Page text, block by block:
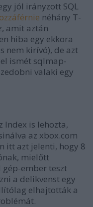
jól irányzott SQL
néhány T-
amit aztán
hiba egy ekkora
nem kirívó), de azt
ismét sqlmap-
valaki egy
Index is lehozta,
az xbox.com
itt azt jelenti, hogy 8
mielőtt
gép-ember teszt
a delikvenst egy
elhajtották a